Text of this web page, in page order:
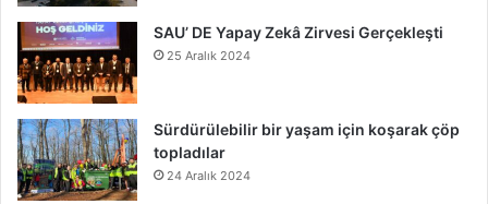
SAU’ DE Yapay Zekâ Zirvesi Gerçekleşti
25 Aralık 2024
Sürdürülebilir bir yaşam için koşarak çöp
topladılar
24 Aralık 2024